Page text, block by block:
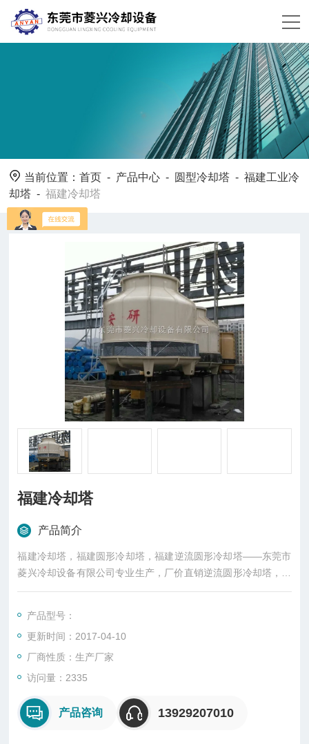
当前位置：首页 - 产品中心 - 圆型冷却塔 -福建工业冷
却塔 -福建冷却塔
福建冷却塔
产品简介
福建冷却塔，福建圆形冷却塔，福建逆流圆形冷却塔——东莞市
菱兴冷却设备有限公司专业生产，厂价直销逆流圆形冷却塔，现
场组装调试。全国联保。
产品型号：
更新时间：2017-04-10
厂商性质：生产厂家
访问量：2335
产品咨询 13929207010